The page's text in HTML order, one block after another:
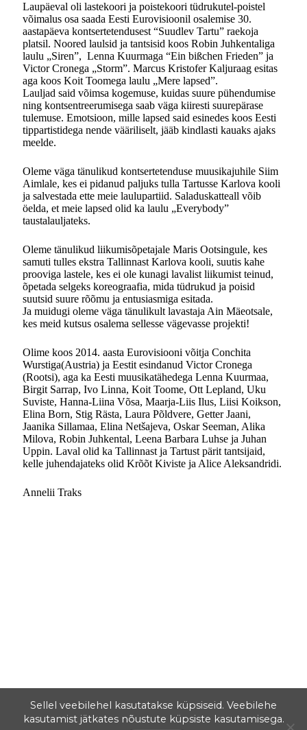
Laupäeval oli lastekoori ja poistekoori tüdrukutel-poistel
võimalus osa saada Eesti Eurovisioonil osalemise 30.
aastapäeva kontsertetendusest “Suudlev Tartu” raekoja
platsil. Noored laulsid ja tantsisid koos Robin Juhkentaliga
laulu „Siren”, Lenna Kuurmaga “Ein bißchen Frieden” ja
Victor Cronega „Storm”. Marcus Kristofer Kaljuraag esitas
aga koos Koit Toomega laulu „Mere lapsed”.
Lauljad said võimsa kogemuse, kuidas suure pühendumise
ning kontsentreerumisega saab väga kiiresti suurepärase
tulemuse. Emotsioon, mille lapsed said esinedes koos Eesti
tippartistidega nende vääriliselt, jääb kindlasti kauaks ajaks
meelde.
Oleme väga tänulikud kontsertetenduse muusikajuhile Siim
Aimlale, kes ei pidanud paljuks tulla Tartusse Karlova kooli
ja salvestada ette meie laulupartiid. Saladuskatteall võib
öelda, et meie lapsed olid ka laulu „Everybody”
taustalauljateks.
Oleme tänulikud liikumisõpetajale Maris Ootsingule, kes
samuti tulles ekstra Tallinnast Karlova kooli, suutis kahe
prooviga lastele, kes ei ole kunagi lavalist liikumist teinud,
õpetada selgeks koreograafia, mida tüdrukud ja poisid
suutsid suure rõõmu ja entusiasmiga esitada.
Ja muidugi oleme väga tänulikult lavastaja Ain Mäeotsale,
kes meid kutsus osalema sellesse vägevasse projekti!
Olime koos 2014. aasta Eurovisiooni võitja Conchita
Wurstiga(Austria) ja Eestit esindanud Victor Cronega
(Rootsi), aga ka Eesti muusikatähedega Lenna Kuurmaa,
Birgit Sarrap, Ivo Linna, Koit Toome, Ott Lepland, Uku
Suviste, Hanna-Liina Võsa, Maarja-Liis Ilus, Liisi Koikson,
Elina Born, Stig Rästa, Laura Põldvere, Getter Jaani,
Jaanika Sillamaa, Elina Netšajeva, Oskar Seeman, Alika
Milova, Robin Juhkental, Leena Barbara Luhse ja Juhan
Uppin. Laval olid ka Tallinnast ja Tartust pärit tantsijaid,
kelle juhendajateks olid Krõõt Kiviste ja Alice Aleksandridi.
Annelii Traks
Sellel veebilehel kasutatakse küpsiseid. Veebilehe
kasutamist jätkates nõustute küpsiste kasutamisega.